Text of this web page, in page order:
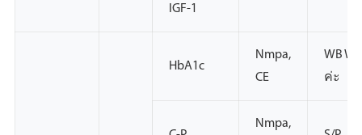
IGF-1
HbA1c
Nmpa,
CE
WB WB
ค่ะ
Nmpa,